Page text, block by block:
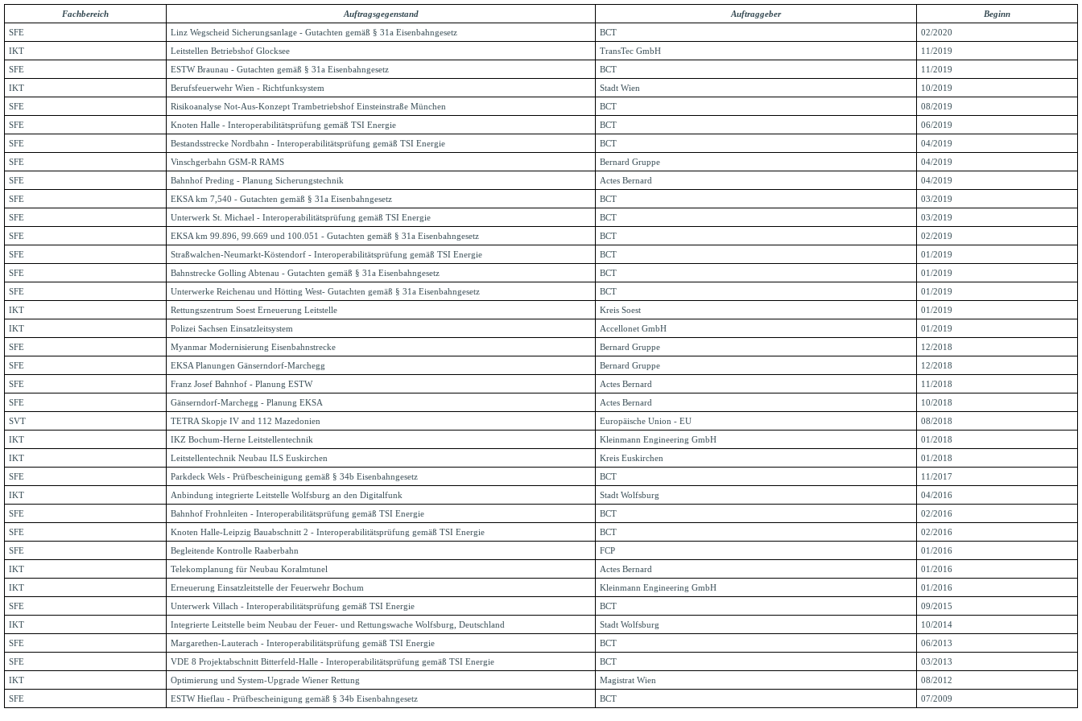
Fachbereich Auftragsgegenstand Auftraggeber
Beginn
SFE
Linz Wegscheid Sicherungsanlage - Gutachten gemäß § 31a Eisenbahngesetz BCT
02/2020
IKT
Leitstellen Betriebshof Glocksee TransTec GmbH
11/2019
SFE
ESTW Braunau - Gutachten gemäß § 31a Eisenbahngesetz BCT
11/2019
IKT
Berufsfeuerwehr Wien - Richtfunksystem Stadt Wien
10/2019
SFE
Risikoanalyse Not-Aus-Konzept Trambetriebshof Einsteinstraße München BCT
08/2019
SFE
Knoten Halle - Interoperabilitätsprüfung gemäß TSI Energie BCT
06/2019
SFE
Bestandsstrecke Nordbahn - Interoperabilitätsprüfung gemäß TSI Energie BCT
04/2019
SFE
Vinschgerbahn GSM-R RAMS Bernard Gruppe
04/2019
SFE
Bahnhof Preding - Planung Sicherungstechnik Actes Bernard
04/2019
SFE
EKSA km 7,540 - Gutachten gemäß § 31a Eisenbahngesetz BCT
03/2019
SFE
Unterwerk St. Michael - Interoperabilitätsprüfung gemäß TSI Energie BCT
03/2019
SFE
EKSA km 99.896, 99.669 und 100.051 - Gutachten gemäß § 31a Eisenbahngesetz BCT
02/2019
SFE
Straßwalchen-Neumarkt-Köstendorf - Interoperabilitätsprüfung gemäß TSI Energie BCT
01/2019
SFE
Bahnstrecke Golling Abtenau - Gutachten gemäß § 31a Eisenbahngesetz BCT
01/2019
SFE
Unterwerke Reichenau und Hötting West- Gutachten gemäß § 31a Eisenbahngesetz BCT
01/2019
IKT
Rettungszentrum Soest Erneuerung Leitstelle Kreis Soest
01/2019
IKT
Polizei Sachsen Einsatzleitsystem Accellonet GmbH
01/2019
SFE
Myanmar Modernisierung Eisenbahnstrecke Bernard Gruppe
12/2018
SFE
EKSA Planungen Gänserndorf-Marchegg Bernard Gruppe
12/2018
SFE
Franz Josef Bahnhof - Planung ESTW Actes Bernard
11/2018
SFE
Gänserndorf-Marchegg - Planung EKSA Actes Bernard
10/2018
SVT
TETRA Skopje IV and 112 Mazedonien Europäische Union - EU
08/2018
IKT
IKZ Bochum-Herne Leitstellentechnik Kleinmann Engineering GmbH
01/2018
IKT
Leitstellentechnik Neubau ILS Euskirchen Kreis Euskirchen
01/2018
SFE
Parkdeck Wels - Prüfbescheinigung gemäß § 34b Eisenbahngesetz BCT
11/2017
IKT
Anbindung integrierte Leitstelle Wolfsburg an den Digitalfunk Stadt Wolfsburg
04/2016
SFE
Bahnhof Frohnleiten - Interoperabilitätsprüfung gemäß TSI Energie BCT
02/2016
SFE
Knoten Halle-Leipzig Bauabschnitt 2 - Interoperabilitätsprüfung gemäß TSI Energie BCT
02/2016
SFE
Begleitende Kontrolle Raaberbahn FCP
01/2016
IKT
Telekomplanung für Neubau Koralmtunel Actes Bernard
01/2016
IKT
Erneuerung Einsatzleitstelle der Feuerwehr Bochum Kleinmann Engineering GmbH
01/2016
SFE
Unterwerk Villach - Interoperabilitätsprüfung gemäß TSI Energie BCT
09/2015
IKT
Integrierte Leitstelle beim Neubau der Feuer- und Rettungswache Wolfsburg, Deutschland Stadt Wolfsburg
10/2014
SFE
Margarethen-Lauterach - Interoperabilitätsprüfung gemäß TSI Energie BCT
06/2013
SFE
VDE 8 Projektabschnitt Bitterfeld-Halle - Interoperabilitätsprüfung gemäß TSI Energie BCT
03/2013
IKT
Optimierung und System-Upgrade Wiener Rettung Magistrat Wien
08/2012
SFE
ESTW Hieflau - Prüfbescheinigung gemäß § 34b Eisenbahngesetz BCT 07/2009